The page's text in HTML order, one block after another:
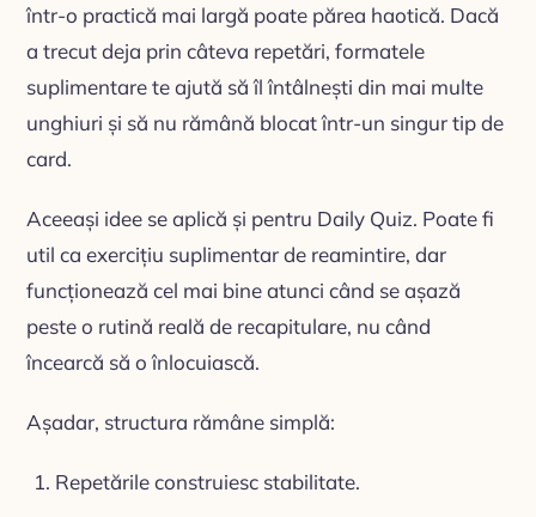
într-o practică mai largă poate părea haotică. Dacă
a trecut deja prin câteva repetări, formatele
suplimentare te ajută să îl întâlnești din mai multe
unghiuri și să nu rămână blocat într-un singur tip de
card.
Aceeași idee se aplică și pentru Daily Quiz. Poate fi
util ca exercițiu suplimentar de reamintire, dar
funcționează cel mai bine atunci când se așază
peste o rutină reală de recapitulare, nu când
încearcă să o înlocuiască.
Așadar, structura rămâne simplă:
Repetările construiesc stabilitate.